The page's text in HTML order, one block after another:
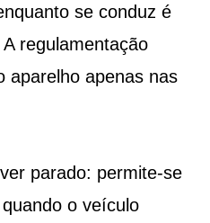
se conduz é
regulamentação
aparelho apenas nas
parado: permite-se
o veículo